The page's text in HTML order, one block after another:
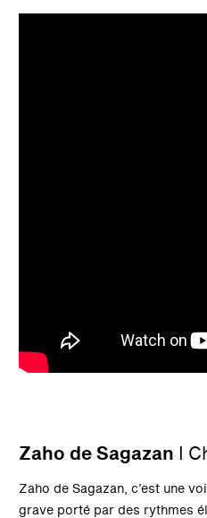
Zaho de Sagazan I
Zaho de Sagazan, c’est une
grave porté par des rythmes